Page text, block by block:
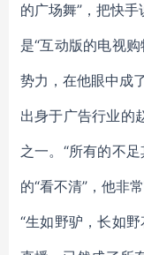
的广场舞”，把快
是“互动版的电视
势力，在他眼中成
出身于广告行业的
之一。“所有的不
的“看不清”，他非
“生如野驴，长如